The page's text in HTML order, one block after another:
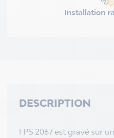
Installation
DESCRIPTION
FPS 2067 est gravé sur